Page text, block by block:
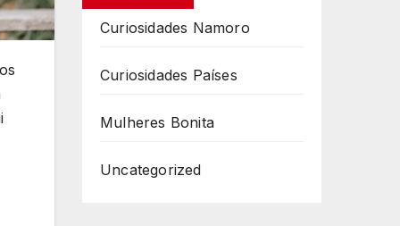
Curiosidades Namoro
Curiosidades Países
Mulheres Bonita
Uncategorized